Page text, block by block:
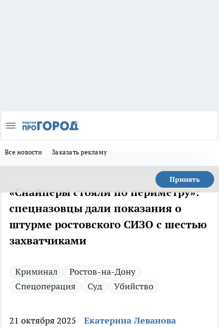
Все новости Заказать рекламу
Принять
«Снайперы стояли по периметру»:
спецназовцы дали показания о
штурме ростовского СИЗО с шестью
захватчиками
Криминал
Ростов-на-Дону
Спецоперация
Суд Убийство
21 октября 2025
Екатерина Леванова